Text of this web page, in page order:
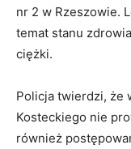
nr 2 w Rzeszowie.
temat stanu
ciężki.
Policja twierdzi, że
Kosteckiego nie
również